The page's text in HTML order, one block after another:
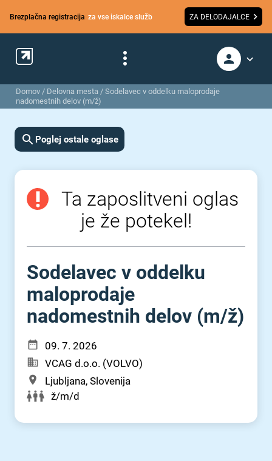
Brezplačna registracija za vse iskalce služb ZA DELODAJALCE
Domov / Delovna mesta / Sodelavec v oddelku maloprodaje
nadomestnih delov (m/ž)
Poglej ostale oglase
Ta zaposlitveni oglas
je že potekel!
Sodelavec v oddelku
maloprodaje
nadomestnih delov (m⁠/⁠ž)
09. 7. 2026
VCAG d.o.o. (VOLVO)
Ljubljana, Slovenija
ž/m/d